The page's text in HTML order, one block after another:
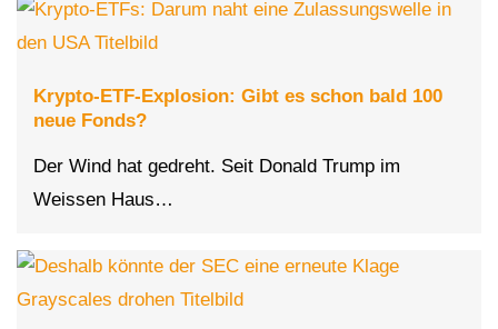
Krypto-ETF-Explosion: Gibt es schon bald 100
neue Fonds?
Der Wind hat gedreht. Seit Donald Trump im
Weissen Haus…